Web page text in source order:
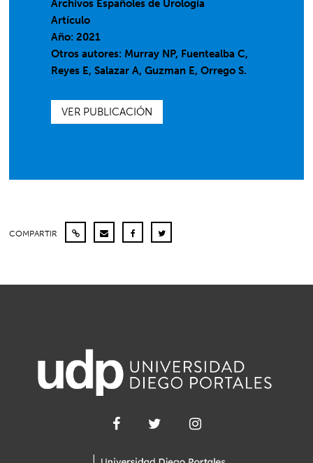
Archivos Españoles de Urología
Artículo
Año: 2021
Otros autores: Murray NP, Fuentealba C,
Reyes E, Salazar A, Guzman E, Orrego S.
VER PUBLICACIÓN
COMPARTIR